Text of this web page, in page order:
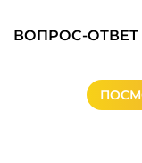
ВОПРОС-ОТВЕТ